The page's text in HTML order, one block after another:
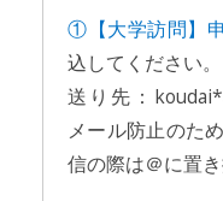
①【大学訪問】
込してください。
送り先：
メール防止のた
信の際は＠に置き